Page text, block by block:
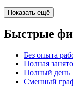
Показать ещё
Быстрые
Без опыта
Полная
Полный день
Сменный